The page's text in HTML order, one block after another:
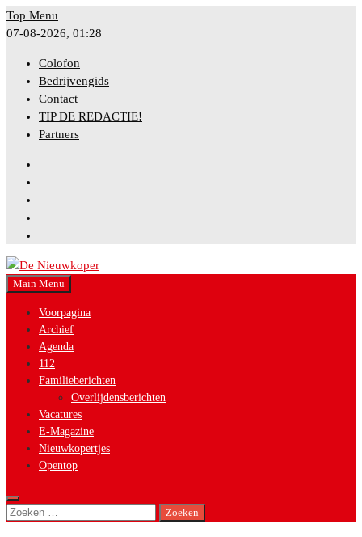
Skip
to
Top Menu
07-08-2026, 01:28
Colofon
Bedrijvengids
Contact
TIP DE REDACTIE!
Partners
De Nieuwkoper
Nieuws uit gemeente Nieuwkoop
Main Menu
Voorpagina
Archief
Agenda
112
Familieberichten
Overlijdensberichten
Vacatures
E-Magazine
Nieuwkopertjes
Opentop
Zoeken